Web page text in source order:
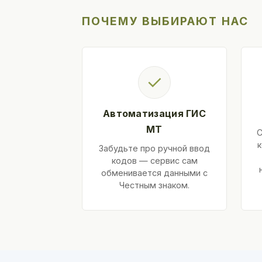
ПОЧЕМУ ВЫБИРАЮТ НАС
✓
Автоматизация ГИС
МТ
Забудьте про ручной ввод
кодов — сервис сам
обменивается данными с
Честным знаком.